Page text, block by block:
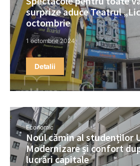
surprize aduce Teatrul
octombrie
1 octombrie 2024
Detalii
Economic
Noul cămin al studenților
Modernizare și confort
lucrări capitale